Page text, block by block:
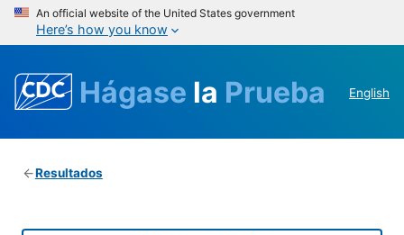
An official website of the United States government
Here’s how you know
Hágase la Prueba English
Resultados